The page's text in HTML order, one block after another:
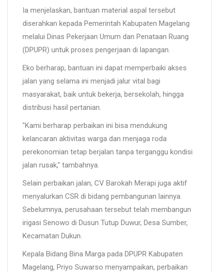
Ia menjelaskan, bantuan material aspal tersebut
diserahkan kepada Pemerintah Kabupaten Magelang
melalui Dinas Pekerjaan Umum dan Penataan Ruang
(DPUPR) untuk proses pengerjaan di lapangan.
Eko berharap, bantuan ini dapat memperbaiki akses
jalan yang selama ini menjadi jalur vital bagi
masyarakat, baik untuk bekerja, bersekolah, hingga
distribusi hasil pertanian.
"Kami berharap perbaikan ini bisa mendukung
kelancaran aktivitas warga dan menjaga roda
perekonomian tetap berjalan tanpa terganggu kondisi
jalan rusak," tambahnya.
Selain perbaikan jalan, CV Barokah Merapi juga aktif
menyalurkan CSR di bidang pembangunan lainnya.
Sebelumnya, perusahaan tersebut telah membangun
irigasi Senowo di Dusun Tutup Duwur, Desa Sumber,
Kecamatan Dukun.
Kepala Bidang Bina Marga pada DPUPR Kabupaten
Magelang, Priyo Suwarso menyampaikan, perbaikan